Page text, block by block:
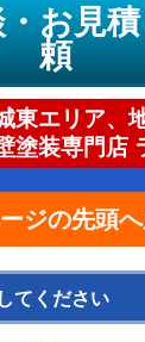
お見
頼
東エリア、
塗装専門店
ジの先頭